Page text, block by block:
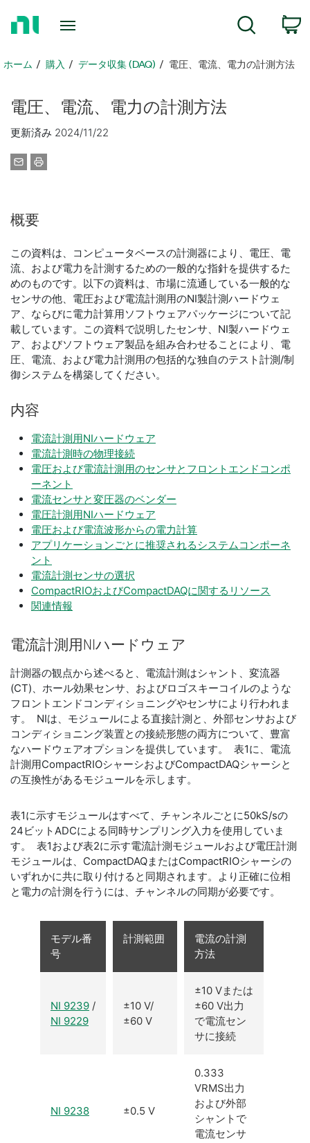
ペホーム 購入 データ収集 (DAQ) 電圧、電流、電力の計測方法
電圧、 電流、 電力の計測方法
更新済み 2024/11/22
概要
この資料は、コンピュータベースの計測器により、電圧、電
流、および電力を計測するための一般的な指針を提供するた
めのものです。以下の資料は、市場に流通している一般的な
センサの他、電圧および電流計測用のNI製計測ハードウェ
ア、ならびに電力計算用ソフトウェアパッケージについて記
載しています。この資料で説明したセンサ、NI製ハードウェ
ア、およびソフトウェア製品を組み合わせることにより、電
圧、電流、および電力計測用の包括的な独自のテスト計測/制
御システムを構築してください。
内容
電流計測用NIハードウェア
電流計測時の物理接続
電圧および電流計測用のセンサとフロントエンドコンポ
ーネント
電流センサと変圧器のベンダー
電圧計測用NIハードウェア
電圧および電流波形からの電力計算
アプリケーションごとに推奨されるシステムコンポーネ
ント
電流計測センサの選択
CompactRIOおよびCompactDAQに関するリソース
関連情報
電流計測 用NIハードウェア
計測器の観点から述べると、電流計測はシャント、変流器
(CT)、ホール効果センサ、およびロゴスキーコイルのような
フロントエンドコンディショニングやセンサにより行われま
す。 NIは、モジュールによる直接計測と、外部センサおよび
コンディショニング装置との接続形態の両方について、豊富
なハードウェアオプションを提供しています。 表1に、電流
計測用CompactRIOシャーシおよびCompactDAQシャーシと
の互換性があるモジュールを示します。
表1に示すモジュールはすべて、チャンネルごとに50kS/sの
24ビットADCによる同時サンプリング入力を使用していま
す。 表1および表2に示す電流計測モジュールおよび電圧計測
モジュールは、CompactDAQまたはCompactRIOシャーシの
いずれかに共に取り付けると同期されます。より正確に位相
と電力の計測を行うには、チャンネルの同期が必要です。
モデル番
号
計測範囲
電流の計測
方法
NI 9239 /
NI 9229
±10 V/
±60 V
±10 Vまたは
±60 V出力
で電流セン
サに接続
NI 9238 ±0.5 V
0.333
VRMS出力
および外部
シャントで
電流センサ